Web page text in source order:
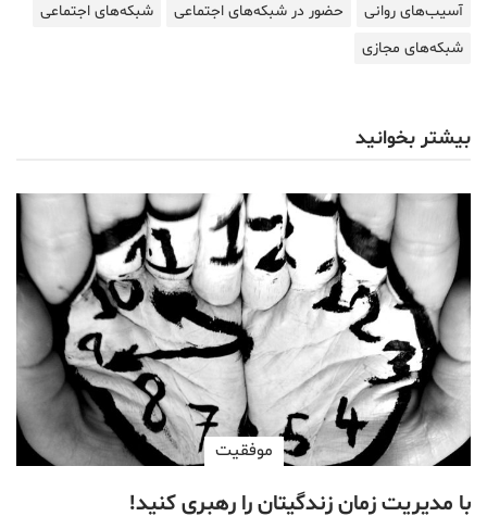
آسیب‌های روانی
حضور در شبکه‌های اجتماعی
شبکه‌های اجتماعی
شبکه‌های مجازی
بیشتر بخوانید
موفقیت
با مدیریت زمان زندگیتان را رهبری کنید!